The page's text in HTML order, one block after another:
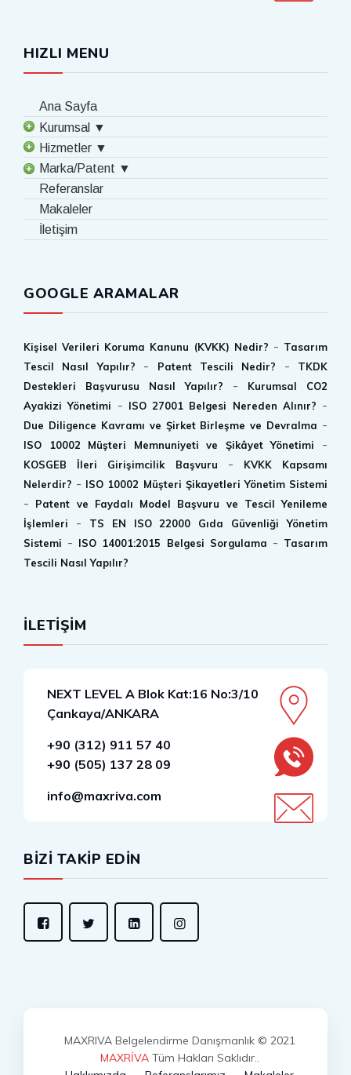
HIZLI MENU
Ana Sayfa
Kurumsal ▼
Hizmetler ▼
Marka/Patent ▼
Referanslar
Makaleler
İletişim
GOOGLE ARAMALAR
Kişisel Verileri Koruma Kanunu (KVKK) Nedir? - Tasarım
Tescil Nasıl Yapılır?
- Patent Tescili Nedir? -
TKDK
Destekleri Başvurusu Nasıl Yapılır?
-
Kurumsal CO2
Ayakizi Yönetimi
- ISO 27001 Belgesi Nereden Alınır? -
Due Diligence Kavramı ve Şirket Birleşme ve Devralma -
ISO 10002 Müşteri Memnuniyeti ve Şikâyet Yönetimi -
KOSGEB İleri Girişimcilik Başvuru -
KVKK Kapsamı
Nelerdir? - ISO 10002 Müşteri Şikayetleri Yönetim Sistemi
-
Patent ve Faydalı Model Başvuru ve Tescil Yenileme
İşlemleri
-
TS EN ISO 22000 Gıda Güvenliği Yönetim
Sistemi - ISO 14001:2015 Belgesi Sorgulama - Tasarım
Tescili Nasıl Yapılır?
İLETİŞİM
NEXT LEVEL A Blok Kat:16 No:3/10
Çankaya/ANKARA
+90 (312) 911 57 40
+90 (505) 137 28 09
info@maxriva.com
BİZİ TAKİP EDİN
MAXRIVA Belgelendirme Danışmanlık © 2021
MAXRİVATüm Hakları Saklıdır..